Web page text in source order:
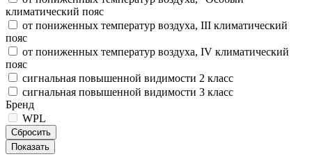
климатический пояс
от пониженных температур воздуха, III климатический
пояс
от пониженных температур воздуха, IV климатический
пояс
сигнальная повышенной видимости 2 класс
сигнальная повышенной видимости 3 класс
Бренд
WPL